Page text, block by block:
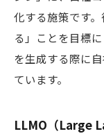
化する施策です
る」ことを目標
を生成する際に
ています。
LLMO（Large